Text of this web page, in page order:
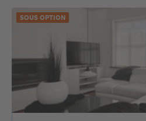
SOUS OPTION